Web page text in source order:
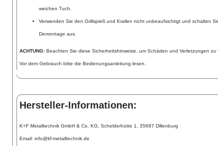
weichen Tuch.
Verwenden Sie den Grillspieß und Krallen nicht unbeaufsichtigt und schalten
Demontage aus.
ACHTUNG: Beachten Sie diese Sicherheitshinweise, um Schäden und Verletzungen zu
Vor dem Gebrauch bitte die Bedienungsanleitung lesen.
Hersteller-Informationen:
K+F Metalltechnik GmbH & Co. KG, Schelderhütte 1, 35687 Dillenburg
Email: info@kf-metalltechnik.de